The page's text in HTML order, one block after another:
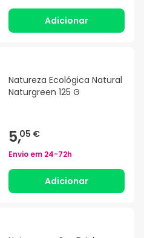
Adicionar
Natureza Ecológica Natural
Naturgreen 125 G
5,05 €
Envio em 24-72h
Adicionar